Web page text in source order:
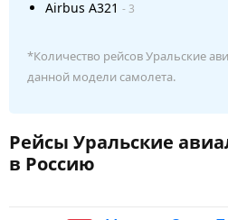
Airbus A321 - 3
*Количество рейсов Уральские
данной модели самолета.
Рейсы Уральские
в Россию